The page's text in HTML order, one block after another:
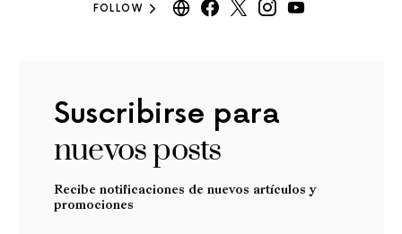
FOLLOW
Suscribirse para
nuevos posts
Recibe notificaciones de nuevos artículos y
promociones